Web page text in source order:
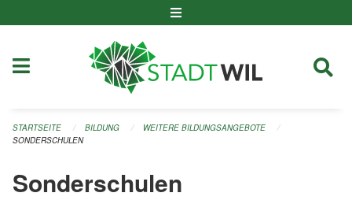
STARTSEITE BILDUNG
WEITERE BILDUNGSANGEBOTE
SONDERSCHULEN
Sonderschulen